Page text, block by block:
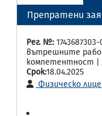
Препратени
Рег. №:
вътрешните
компетентност |
Срок:18.04.2025
Физическо лице